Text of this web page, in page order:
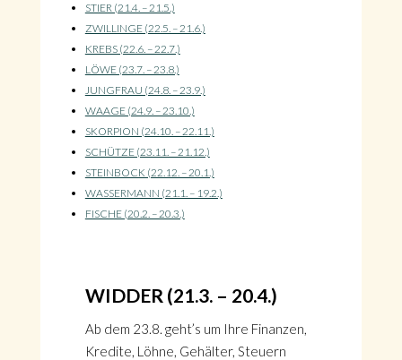
STIER (21.4. – 21.5.)
ZWILLINGE (22.5. – 21.6.)
KREBS (22.6. – 22.7.)
LÖWE (23.7. – 23.8.)
JUNGFRAU (24.8. – 23.9.)
WAAGE (24.9. – 23.10.)
SKORPION (24.10. – 22.11.)
SCHÜTZE (23.11. – 21.12.)
STEINBOCK (22.12. – 20.1.)
WASSERMANN (21.1. – 19.2.)
FISCHE (20.2. – 20.3.)
WIDDER (21.3. – 20.4.)
Ab dem 23.8. geht’s um Ihre Finanzen,
Kredite, Löhne, Gehälter, Steuern